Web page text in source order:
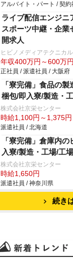
アルバイト・パート / 契
ライブ配信エンジニ
スポーツ中継・企業
開求人
ヒビノメディアテクニカ
年収400万円～600万円
正社員 / 派遣社員 / 大阪府
「寮完備」食品の製
梱包/即入寮/製造・
株式会社京栄センター
時給1,100円～1,375円
派遣社員 / 北海道
「寮完備」倉庫内
入寮/製造・工場/工
株式会社京栄センター
時給1,650円
派遣社員 / 神奈川県
続き